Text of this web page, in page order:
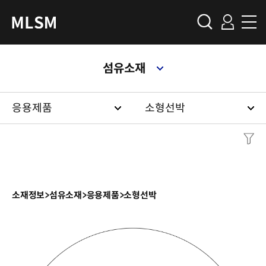
섬유소재
응용제품 소형선박
소재정보>섬유소재>응용제품>소형선박